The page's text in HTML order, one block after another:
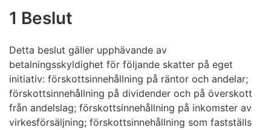
1 Beslut
Detta beslut gäller upphävande av
betalningsskyldighet för följande skatter på eget
initiativ: förskottsinnehållning på räntor och andelar;
förskottsinnehållning på dividender och på överskott
från andelslag; förskottsinnehållning på inkomster av
virkesförsäljning; förskottsinnehållning som fastställs